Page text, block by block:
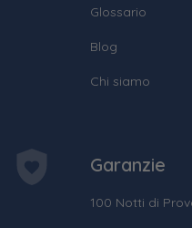
Glossario
Blog
Chi siamo
Garanzie
100 Notti di